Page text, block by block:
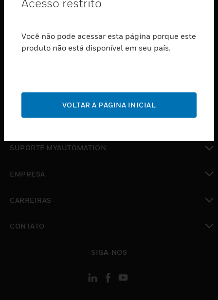
toggle view
toggle view
SERVIÇOS
SUPORTE
toggle view
toggle view
SUPORTE MYAUTOMATION
EMPRESA
CARREIRAS
CONTATO
SIGA-NOS
Você não pode acessar esta página porque este
produto não está disponível em seu país.
VOLTAR À PÁGINA INICIAL